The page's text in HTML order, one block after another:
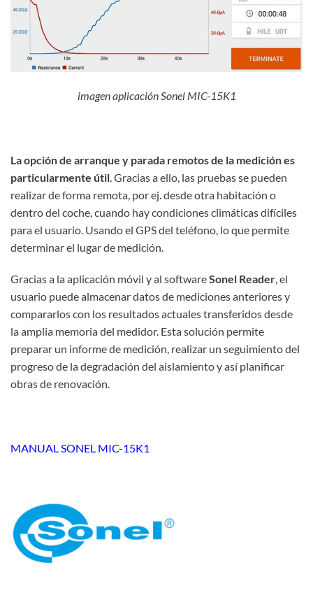
imagen aplicación Sonel MIC-15K1
La opción de arranque y parada remotos de la medición es
particularmente útil . Gracias a ello, las pruebas se pueden
realizar de forma remota, por ej. desde otra habitación o
dentro del coche, cuando hay condiciones climáticas difíciles
para el usuario. Usando el GPS del teléfono, lo que permite
determinar el lugar de medición.
Gracias a la aplicación móvil y al softwareSonel Reader, el
usuario puede almacenar datos de mediciones anteriores y
compararlos con los resultados actuales transferidos desde
la amplia memoria del medidor. Esta solución permite
preparar un informe de medición, realizar un seguimiento del
progreso de la degradación del aislamiento y así planificar
obras de renovación.
MANUAL SONEL MIC-15K1